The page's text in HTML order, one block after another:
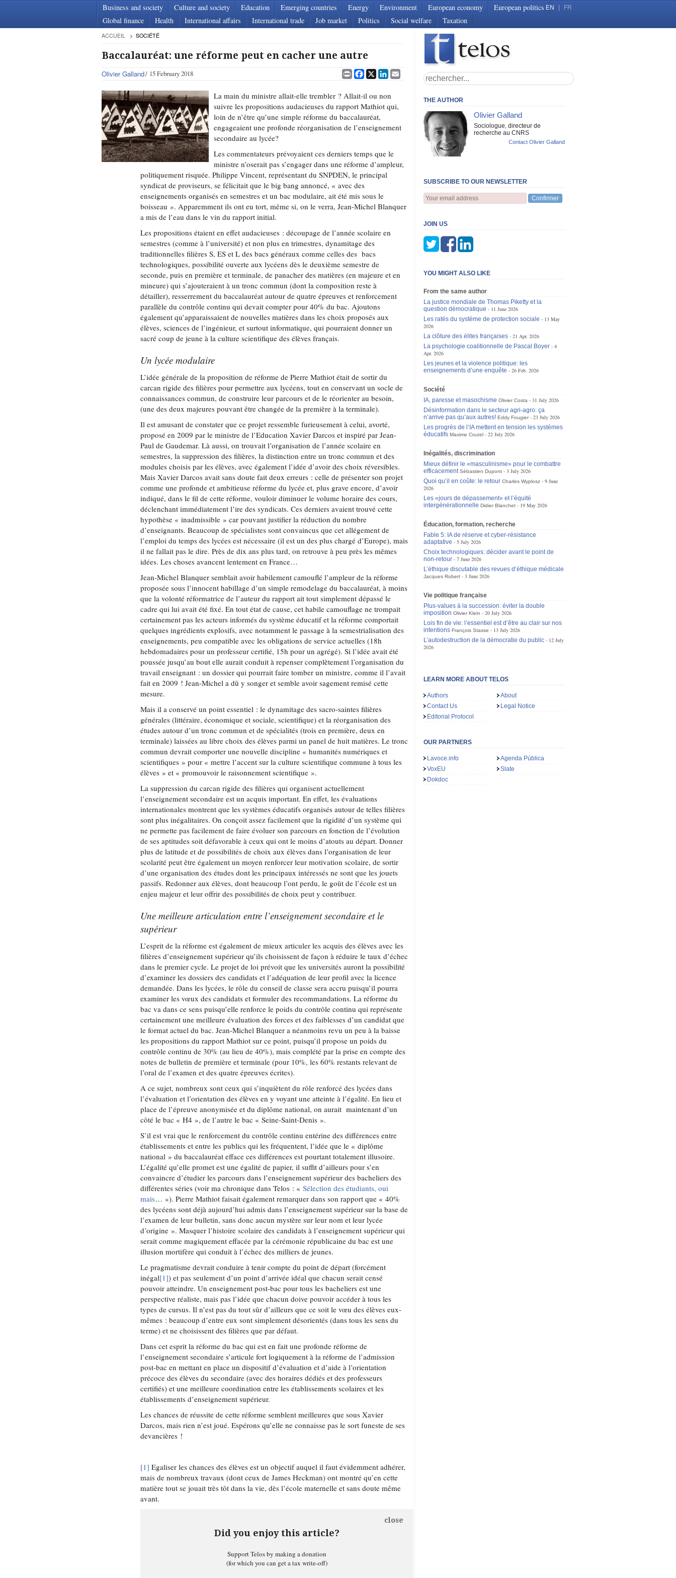
Business and society Culture and society Education Emerging countries Energy Environment European economy
European politics
Global finance
Health International affairs International trade Job market Politics Social welfare Taxation
EN FR
ACCUEIL SOCIÉTÉ
Baccalauréat: une réforme peut en cacher une autre
Olivier Galland 15 February 2018 PrintFacebook
X LinkedIn
Email
La main du ministre allait-elle trembler ? Allait-il ou non
suivre les propositions audacieuses du rapport Mathiot qui,
loin de n’être qu’une simple réforme du baccalauréat,
engageaient une profonde réorganisation de l’enseignement
secondaire au lycée?
Les commentateurs prévoyaient ces derniers temps que le
ministre n’oserait pas s’engager dans une réforme d’ampleur,
politiquement risquée. Philippe Vincent, représentant du SNPDEN, le principal
syndicat de proviseurs, se félicitait que le big bang annoncé, « avec des
enseignements organisés en semestres et un bac modulaire, ait été mis sous le
boisseau ». Apparemment ils ont eu tort, même si, on le verra, Jean-Michel Blanquer
a mis de l’eau dans le vin du rapport initial.
Les propositions étaient en effet audacieuses : découpage de l’année scolaire en
semestres (comme à l’université) et non plus en trimestres, dynamitage des
traditionnelles filières S, ES et L des bacs généraux comme celles des bacs
technologiques, possibilité ouverte aux lycéens dès le deuxième semestre de
seconde, puis en première et terminale, de panacher des matières (en majeure et en
mineure) qui s’ajouteraient à un tronc commun (dont la composition reste à
détailler), resserrement du baccalauréat autour de quatre épreuves et renforcement
parallèle du contrôle continu qui devait compter pour 40% du bac. Ajoutons
également qu’apparaissaient de nouvelles matières dans les choix proposés aux
élèves, sciences de l’ingénieur, et surtout informatique, qui pourraient donner un
sacré coup de jeune à la culture scientifique des élèves français.
Un lycée modulaire
L’idée générale de la proposition de réforme de Pierre Mathiot était de sortir du
carcan rigide des filières pour permettre aux lycéens, tout en conservant un socle de
connaissances commun, de construire leur parcours et de le réorienter au besoin,
(une des deux majeures pouvant être changée de la première à la terminale).
Il est amusant de constater que ce projet ressemble furieusement à celui, avorté,
proposé en 2009 par le ministre de l’Education Xavier Darcos et inspiré par Jean-
Paul de Gaudemar. Là aussi, on trouvait l’organisation de l’année scolaire en
semestres, la suppression des filières, la distinction entre un tronc commun et des
modules choisis par les élèves, avec également l’idée d’avoir des choix réversibles.
Mais Xavier Darcos avait sans doute fait deux erreurs : celle de présenter son projet
comme une profonde et ambitieuse réforme du lycée et, plus grave encore, d’avoir
indiqué, dans le fil de cette réforme, vouloir diminuer le volume horaire des cours,
déclenchant immédiatement l’ire des syndicats. Ces derniers avaient trouvé cette
hypothèse « inadmissible » car pouvant justifier la réduction du nombre
d’enseignants. Beaucoup de spécialistes sont convaincus que cet allégement de
l’emploi du temps des lycées est nécessaire (il est un des plus chargé d’Europe), mais
il ne fallait pas le dire. Près de dix ans plus tard, on retrouve à peu près les mêmes
idées. Les choses avancent lentement en France…
Jean-Michel Blanquer semblait avoir habilement camouflé l’ampleur de la réforme
proposée sous l’innocent habillage d’un simple remodelage du baccalauréat, à moins
que la volonté réformatrice de l’auteur du rapport ait tout simplement dépassé le
cadre qui lui avait été fixé. En tout état de cause, cet habile camouflage ne trompait
certainement pas les acteurs informés du système éducatif et la réforme comportait
quelques ingrédients explosifs, avec notamment le passage à la semestrialisation des
enseignements, peu compatible avec les obligations de service actuelles (18h
hebdomadaires pour un professeur certifié, 15h pour un agrégé). Si l’idée avait été
poussée jusqu’au bout elle aurait conduit à repenser complètement l’organisation du
travail enseignant : un dossier qui pourrait faire tomber un ministre, comme il l’avait
fait en 2009 ! Jean-Michel a dû y songer et semble avoir sagement remisé cette
mesure.
Mais il a conservé un point essentiel : le dynamitage des sacro-saintes filières
générales (littéraire, économique et sociale, scientifique) et la réorganisation des
études autour d’un tronc commun et de spécialités (trois en première, deux en
terminale) laissées au libre choix des élèves parmi un panel de huit matières. Le tronc
commun devrait comporter une nouvelle discipline « humanités numériques et
scientifiques » pour « mettre l’accent sur la culture scientifique commune à tous les
élèves » et « promouvoir le raisonnement scientifique ».
La suppression du carcan rigide des filières qui organisent actuellement
l’enseignement secondaire est un acquis important. En effet, les évaluations
internationales montrent que les systèmes éducatifs organisés autour de telles filières
sont plus inégalitaires. On conçoit assez facilement que la rigidité d’un système qui
ne permette pas facilement de faire évoluer son parcours en fonction de l’évolution
de ses aptitudes soit défavorable à ceux qui ont le moins d’atouts au départ. Donner
plus de latitude et de possibilités de choix aux élèves dans l’organisation de leur
scolarité peut être également un moyen renforcer leur motivation scolaire, de sortir
d’une organisation des études dont les principaux intéressés ne sont que les jouets
passifs. Redonner aux élèves, dont beaucoup l’ont perdu, le goût de l’école est un
enjeu majeur et leur offrir des possibilités de choix peut y contribuer.
Une meilleure articulation entre l’enseignement secondaire et le
supérieur
L’esprit de la réforme est également de mieux articuler les acquis des élèves avec les
filières d’enseignement supérieur qu’ils choisissent de façon à réduire le taux d’échec
dans le premier cycle. Le projet de loi prévoit que les universités auront la possibilité
d’examiner les dossiers des candidats et l’adéquation de leur profil avec la licence
demandée. Dans les lycées, le rôle du conseil de classe sera accru puisqu’il pourra
examiner les vœux des candidats et formuler des recommandations. La réforme du
bac va dans ce sens puisqu’elle renforce le poids du contrôle continu qui représente
certainement une meilleure évaluation des forces et des faiblesses d’un candidat que
le format actuel du bac. Jean-Michel Blanquer a néanmoins revu un peu à la baisse
les propositions du rapport Mathiot sur ce point, puisqu’il propose un poids du
contrôle continu de 30% (au lieu de 40%), mais complété par la prise en compte des
notes de bulletin de première et terminale (pour 10%, les 60% restants relevant de
l’oral de l’examen et des quatre épreuves écrites).
A ce sujet, nombreux sont ceux qui s’inquiètent du rôle renforcé des lycées dans
l’évaluation et l’orientation des élèves en y voyant une atteinte à l’égalité. En lieu et
place de l’épreuve anonymisée et du diplôme national, on aurait maintenant d’un
côté le bac « H4 », de l’autre le bac « Seine-Saint-Denis ».
S’il est vrai que le renforcement du contrôle continu entérine des différences entre
établissements et entre les publics qui les fréquentent, l’idée que le « diplôme
national » du baccalauréat efface ces différences est pourtant totalement illusoire.
L’égalité qu’elle promet est une égalité de papier, il suffit d’ailleurs pour s’en
convaincre d’étudier les parcours dans l’enseignement supérieur des bacheliers des
différentes séries (voir ma chronique dans Telos : «Sélection des étudiants, oui
mais… »). Pierre Mathiot faisait également remarquer dans son rapport que « 40%
des lycéens sont déjà aujourd’hui admis dans l’enseignement supérieur sur la base de
l’examen de leur bulletin, sans donc aucun mystère sur leur nom et leur lycée
d’origine ». Masquer l’histoire scolaire des candidats à l’enseignement supérieur qui
serait comme magiquement effacée par la cérémonie républicaine du bac est une
illusion mortifère qui conduit à l’échec des milliers de jeunes.
Le pragmatisme devrait conduire à tenir compte du point de départ (forcément
inégal[1]) et pas seulement d’un point d’arrivée idéal que chacun serait censé
pouvoir atteindre. Un enseignement post-bac pour tous les bacheliers est une
perspective réaliste, mais pas l’idée que chacun doive pouvoir accéder à tous les
types de cursus. Il n’est pas du tout sûr d’ailleurs que ce soit le vœu des élèves eux-
mêmes : beaucoup d’entre eux sont simplement désorientés (dans tous les sens du
terme) et ne choisissent des filières que par défaut.
Dans cet esprit la réforme du bac qui est en fait une profonde réforme de
l’enseignement secondaire s’articule fort logiquement à la réforme de l’admission
post-bac en mettant en place un dispositif d’évaluation et d’aide à l’orientation
précoce des élèves du secondaire (avec des horaires dédiés et des professeurs
certifiés) et une meilleure coordination entre les établissements scolaires et les
établissements d’enseignement supérieur.
Les chances de réussite de cette réforme semblent meilleures que sous Xavier
Darcos, mais rien n’est joué. Espérons qu’elle ne connaisse pas le sort funeste de ses
devancières !
[1] Egaliser les chances des élèves est un objectif auquel il faut évidemment adhérer,
mais de nombreux travaux (dont ceux de James Heckman) ont montré qu’en cette
matière tout se jouait très tôt dans la vie, dès l’école maternelle et sans doute même
avant.
Did you enjoy this article?
close
Support Telos by making a donation
(for which you can get a tax write-off)
THE AUTHOR
Olivier Galland
Sociologue, directeur de
recherche au CNRS
Contact Olivier Galland
SUBSCRIBE TO OUR NEWSLETTER
Confirmer
JOIN US
YOU MIGHT ALSO LIKE
From the same author
La justice mondiale de Thomas Piketty et la
question démocratique
11 June 2026
Les ratés du système de protection sociale
13 May
2026
La clôture des élites françaises
21 Apr. 2026
La psychologie coalitionnelle de Pascal Boyer
4
Apr. 2026
Les jeunes et la violence politique: les
enseignements d’une enquête
26 Feb. 2026
Société
IA, paresse et masochisme Olivier Costa
31 July 2026
Désinformation dans le secteur agri-agro: ça
n’arrive pas qu’aux autres! Eddy Fougier
23 July 2026
Les progrès de l’IA mettent en tension les systèmes
éducatifs Maxime Cruzel 22 July 2026
Inégalités, discrimination
Mieux définir le «masculinisme» pour le combattre
efficacement Sébastien Dupont
3 July 2026
Quoi qu’il en coûte: le retour Charles Wyplosz
9 June
2026
Les «jours de dépassement» et l’équité
intergénérationnelle Didier Blanchet 19 May 2026
Éducation, formation, recherche
Fable 5: IA de réserve et cyber-résistance
adaptative
5 July 2026
Choix technologiques: décider avant le point de
non-retour
7 June 2026
L’éthique discutable des revues d’éthique médicale
Jacques Robert 3 June 2026
Vie politique française
Plus-values à la succession: éviter la double
imposition Olivier Klein
20 July 2026
Lois fin de vie: l’essentiel est d’être au clair sur nos
intentions François Stasse
13 July 2026
L’autodestruction de la démocratie du public
12 July
2026
LEARN MORE ABOUT TELOS
Authors
About
Contact Us
Legal Notice
Editorial Protocol
OUR PARTNERS
Lavoce.info
Agenda Pública
VoxEU
Slate
Dokdoc